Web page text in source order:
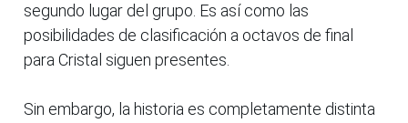
segundo lugar del grupo. Es así como las
posibilidades de clasificación a octavos de final
para Cristal siguen presentes.
Sin embargo, la historia es completamente distinta